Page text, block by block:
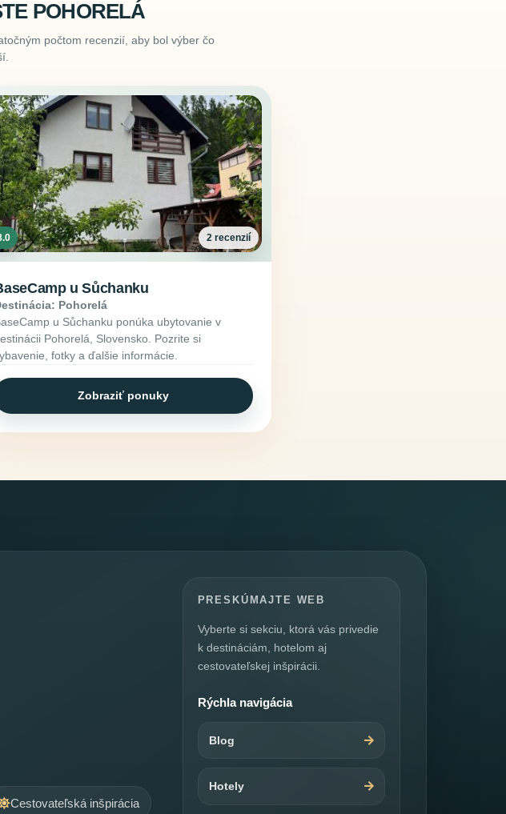
POHORELÁ
počtom recenzií, aby bol výber čo
2 recenzií
u Sůchanku
Pohorelá
u Sůchanku ponúka ubytovanie v
Pohorelá, Slovensko. Pozrite si
fotky a ďalšie informácie.
Zobraziť ponuky
Cestovateľská inšpirácia
PRESKÚMAJTE WEB
Vyberte si sekciu, ktorá vás privedie
k destináciám, hotelom aj
cestovateľskej inšpirácii.
Rýchla navigácia
Blog
Hotely